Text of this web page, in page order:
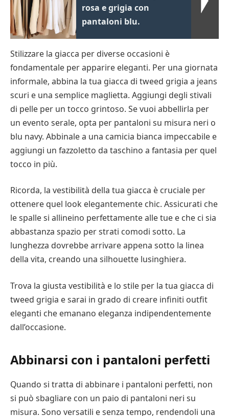
rosa e grigia con
pantaloni blu.
Stilizzare la giacca per diverse occasioni è
fondamentale per apparire eleganti. Per una giornata
informale, abbina la tua giacca di tweed grigia a jeans
scuri e una semplice maglietta. Aggiungi degli stivali
di pelle per un tocco grintoso. Se vuoi abbellirla per
un evento serale, opta per pantaloni su misura neri o
blu navy. Abbinale a una camicia bianca impeccabile e
aggiungi un fazzoletto da taschino a fantasia per quel
tocco in più.
Ricorda, la vestibilità della tua giacca è cruciale per
ottenere quel look elegantemente chic. Assicurati che
le spalle si allineino perfettamente alle tue e che ci sia
abbastanza spazio per strati comodi sotto. La
lunghezza dovrebbe arrivare appena sotto la linea
della vita, creando una silhouette lusinghiera.
Trova la giusta vestibilità e lo stile per la tua giacca di
tweed grigia e sarai in grado di creare infiniti outfit
eleganti che emanano eleganza indipendentemente
dall’occasione.
Abbinarsi con i pantaloni perfetti
Quando si tratta di abbinare i pantaloni perfetti, non
si può sbagliare con un paio di pantaloni neri su
misura. Sono versatili e senza tempo, rendendoli una